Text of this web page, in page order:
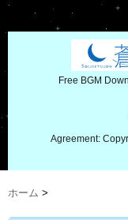
Free BGM
Agreement:
ホーム >